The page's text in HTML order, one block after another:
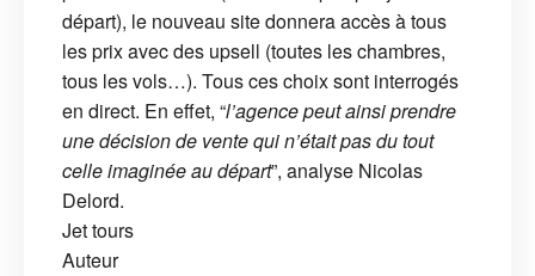
départ), le nouveau site donnera accès à tous
les prix avec des upsell (toutes les chambres,
tous les vols…). Tous ces choix sont interrogés
en direct. En effet, “l’agence peut ainsi prendre
une décision de vente qui n’était pas du tout
celle imaginée au départ”, analyse Nicolas
Delord.
Jet tours
Auteur